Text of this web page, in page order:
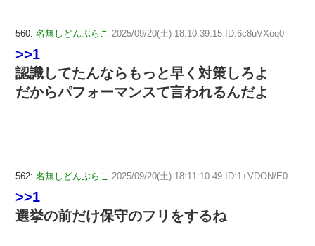
560: 名無しどんぶらこ 2025/09/20(土) 18:10:39.15 ID:6c8uVXoq0
>>1
認識してたんならもっと早く対策しろよ
だからパフォーマンスて言われるんだよ
562: 名無しどんぶらこ 2025/09/20(土) 18:11:10.49 ID:1+VDON/E0
>>1
選挙の前だけ保守のフリをするね